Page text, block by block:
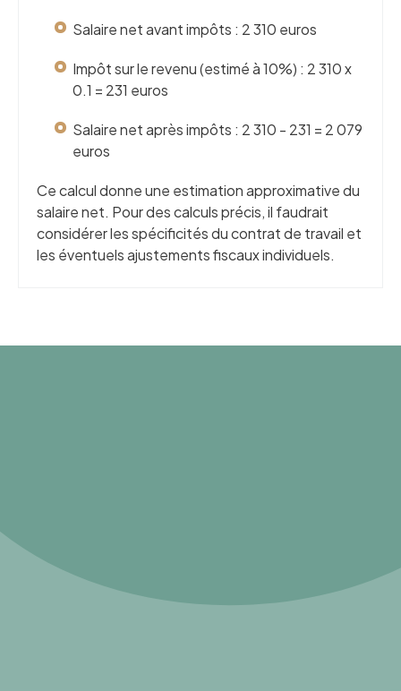
Salaire net avant impôts : 2 310 euros
Impôt sur le revenu (estimé à 10%) : 2 310 x
0.1 = 231 euros
Salaire net après impôts : 2 310 - 231 = 2 079
euros
Ce calcul donne une estimation approximative du
salaire net. Pour des calculs précis, il faudrait
considérer les spécificités du contrat de travail et
les éventuels ajustements fiscaux individuels.